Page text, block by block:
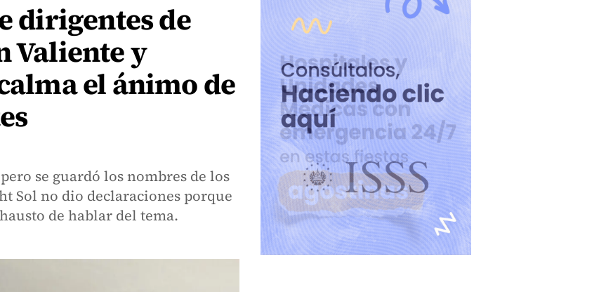
dirigentes de
Valiente y
el ánimo de
se guardó los nombres de los
Sol no dio declaraciones porque
de hablar del tema.